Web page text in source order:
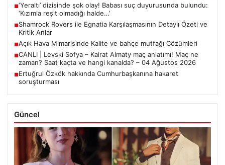
■‘Yeraltı’ dizisinde şok olay! Babası suç duyurusunda bulundu:
‘Kızımla reşit olmadığı halde…’
■Shamrock Rovers ile Egnatia Karşılaşmasının Detaylı Özeti ve
Kritik Anlar
■Açık Hava Mimarisinde Kalite ve bahçe mutfağı Çözümleri
■CANLI | Levski Sofya – Kairat Almaty maç anlatımı! Maç ne
zaman? Saat kaçta ve hangi kanalda? – 04 Ağustos 2026
■Ertuğrul Özkök hakkında Cumhurbaşkanına hakaret
soruşturması
Güncel